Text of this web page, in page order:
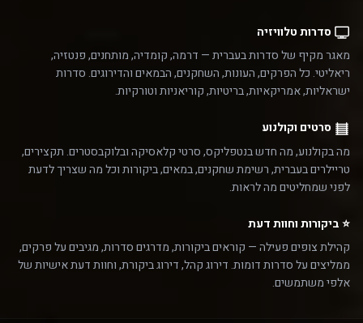
סדרות טלוויזיה
מאגר מקיף של סדרות בעברית — דרמה, קומדיה, מותחנים, פנטזיה,
ריאליטי. כל הפרקים, העונות, השחקנים, הבמאים והדירוגים. סדרות
ישראליות, אמריקאיות, בריטיות, קוריאניות וטורקיות.
סרטים וקולנוע
מה בקולנוע, מה חדש בנטפליקס, סרטי קלאסיקה ובלוקבסטרים. תקצירים,
טריילרים בעברית, רשימת שחקנים, במאים, ביקורות וכל מה שצריך לדעת
לפני שמחליטים מה לראות.
⭐ ביקורות וחוות דעת
קהילת צופים פעילה — קוראים ביקורות, מדרגים סדרות, מגיבים על פרקים,
ממליצים על סדרות דומות. דירוג קהל, דירוג ביקורת, וחוות דעת אישיות של
אלפי משתמשים.